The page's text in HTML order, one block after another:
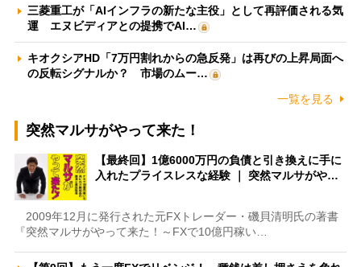
三菱重工が「AIインフラの新たな主役」として再評価される気
運 エヌビディアとの提携でAI…
キオクシアHD「7万円割れからの急反発」は再びの上昇局面へ
の反転シグナルか？ 市場のムー…
一覧を見る
突然マルサがやって来た！
【最終回】1億6000万円の負債と引き換えに手に
入れたプライスレスな経験 ｜ 突然マルサがや…
2009年12月に発行された元FXトレーダー・磯貝清明氏の著書
『突然マルサがやって来た！～FXで10億円稼い…